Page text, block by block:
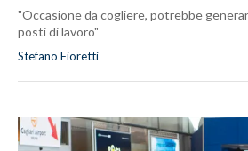
"Occasione da cogliere, potrebbe
posti di lavoro"
Stefano Fioretti